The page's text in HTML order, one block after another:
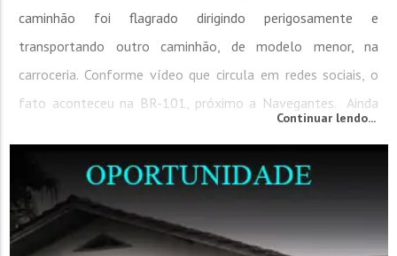
caminhão foi flagrado dirigindo perigosamente e
transportando outro caminhão, de modelo menor, na
carroceria. Conforme vídeo que circula em redes sociais, o
fato aconteceu na BR-101, próximo a Navegantes. Ainda
transportado encontrava-se suspenso, sem qualquer tipo de
segurança para os condutores que trafegavam na...
Continuar lendo...